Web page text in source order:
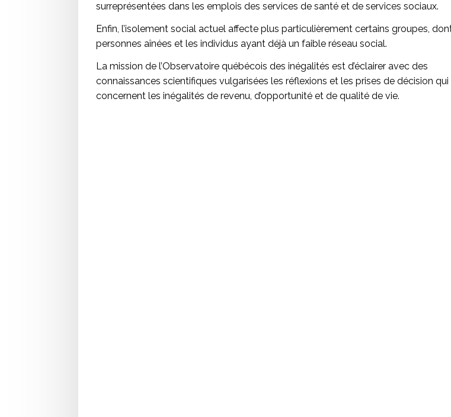
surreprésentées dans les emplois des services de santé et de services sociaux.
Enfin, l’isolement social actuel affecte plus particulièrement certains groupes,
personnes aînées et les individus ayant déjà un faible réseau social.
La mission de l’Observatoire québécois des inégalités est d’éclairer avec des
connaissances scientifiques vulgarisées les réflexions et les prises de décision qui
concernent les inégalités de revenu, d’opportunité et de qualité de vie.